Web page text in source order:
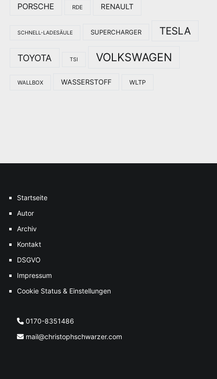
PORSCHE RDE RENAULT
SCHNELL-LADESÄULE SUPERCHARGER TESLA
TOYOTA TSI VOLKSWAGEN
WALLBOX WASSERSTOFF WLTP
Startseite
Autor
Archiv
Kontakt
DSGVO
Impressum
Cookie Status & Einstellungen
0170-8351486
mail@christophschwarzer.com